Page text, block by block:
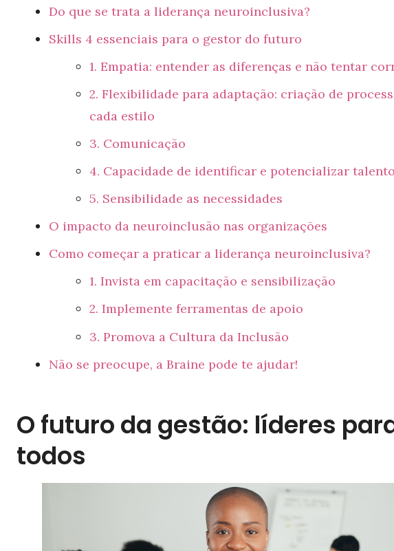
Do que se trata a liderança neuroinclusiva?
Skills 4 essenciais para o gestor do futuro
1. Empatia: entender as diferenças e não tentar
2. Flexibilidade para adaptação: criação de
cada estilo
3. Comunicação
4. Capacidade de identificar e potencializar
5. Sensibilidade as necessidades
O impacto da neuroinclusão nas organizações
Como começar a praticar a liderança neuroinclusiva?
1. Invista em capacitação e sensibilização
2. Implemente ferramentas de apoio
3. Promova a Cultura da Inclusão
Não se preocupe, a Braine pode te ajudar!
O futuro da gestão: líderes
todos